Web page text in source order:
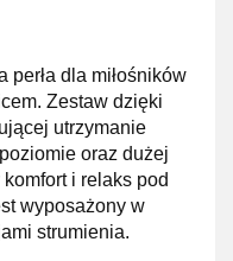
perła dla miłośników
Zestaw dzięki
utrzymanie
oraz dużej
komfort i relaks pod
wyposażony w
strumienia.